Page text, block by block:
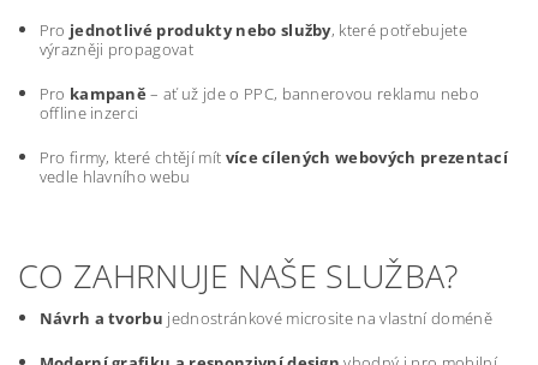
Pro jednotlivé produkty nebo služby, které potřebujete
výrazněji propagovat
Pro kampaně – ať už jde o PPC, bannerovou reklamu nebo
offline inzerci
Pro firmy, které chtějí mít více cílených webových prezentací
vedle hlavního webu
CO ZAHRNUJE NAŠE SLUŽBA?
Návrh a tvorbu jednostránkové microsite na vlastní doméně